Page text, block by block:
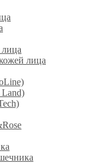
лица
лица